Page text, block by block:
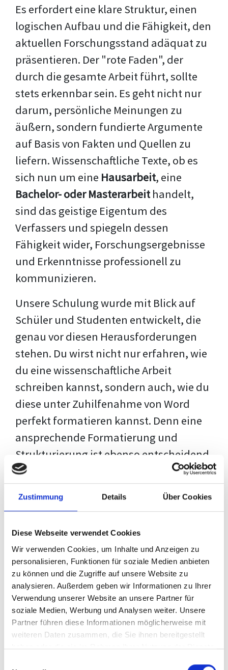
Zustimmung Details Über Cookies
Diese Webseite verwendet Cookies
Wir verwenden Cookies, um Inhalte und Anzeigen zu
personalisieren, Funktionen für soziale Medien anbieten
zu können und die Zugriffe auf unsere Website zu
analysieren. Außerdem geben wir Informationen zu Ihrer
Verwendung unserer Website an unsere Partner für
soziale Medien, Werbung und Analysen weiter. Unsere
Partner führen diese Informationen möglicherweise mit
weiteren Daten zusammen, die Sie ihnen bereitgestellt
haben oder die sie im Rahmen Ihrer Nutzung der Dienste
Es erfordert eine klare Struktur, einen
logischen Aufbau und die Fähigkeit, den
aktuellen Forschungsstand adäquat zu
präsentieren. Der "rote Faden", der
durch die gesamte Arbeit führt, sollte
stets erkennbar sein. Es geht nicht nur
darum, persönliche Meinungen zu
äußern, sondern fundierte Argumente
auf Basis von Fakten und Quellen zu
liefern. Wissenschaftliche Texte, ob es
sich nun um eine Hausarbeit, eine
Bachelor- oder Masterarbeithandelt,
sind das geistige Eigentum des
Verfassers und spiegeln dessen
Fähigkeit wider, Forschungsergebnisse
und Erkenntnisse professionell zu
kommunizieren.
Unsere Schulung wurde mit Blick auf
Schüler und Studenten entwickelt, die
genau vor diesen Herausforderungen
stehen. Du wirst nicht nur erfahren, wie
du eine wissenschaftliche Arbeit
schreiben kannst, sondern auch, wie du
diese unter Zuhilfenahme von Word
perfekt formatieren kannst. Denn eine
ansprechende Formatierung und
Strukturierung ist ebenso entscheidend
wie der Inhalt selbst. Jeder Prüfer hat
eigene Erwartungen, und unsere
Schulung ist so konzipiert, dass sie dir
deiner individuellen Vorlage zeigt,
anstatt eine Einheitslösung zu bieten.
Der Prozess des wissenschaftlichen
Schreibens kann ohne das richtige
Wissen eine große Herausforderung
darstellen. Jedoch, ausgestattet mit
denTechniken und Strategiendieses
Kurses, wird die Formatierung deiner